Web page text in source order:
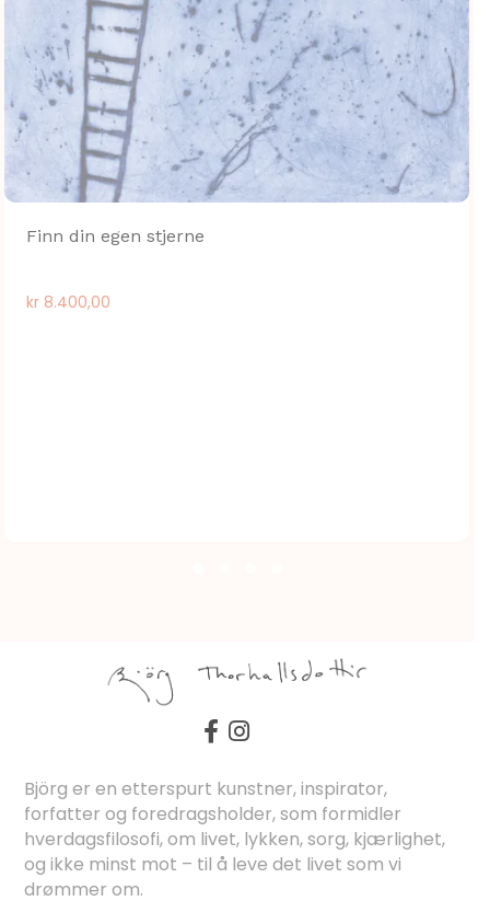
Finn din egen stjerne
kr 8.400,00
Björg er en etterspurt kunstner, inspirator,
forfatter og foredragsholder, som formidler
hverdagsfilosofi, om livet, lykken, sorg, kjærlighet,
og ikke minst mot – til å leve det livet som vi
drømmer om.